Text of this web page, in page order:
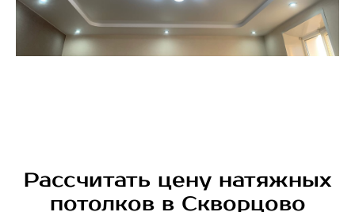
Рассчитать цену натяжных
потолков в Скворцово